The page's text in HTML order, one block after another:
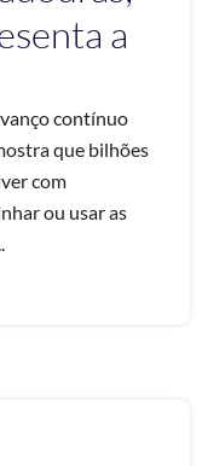
a
contínuo
que bilhões
com
ou usar as